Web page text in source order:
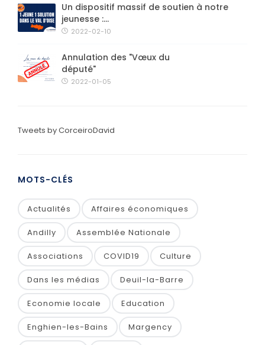
Un dispositif massif de soutien à notre
jeunesse :...
2022-02-10
Annulation des "Vœux du
député"
2022-01-05
Tweets by CorceiroDavid
MOTS-CLÉS
Actualités Affaires économiques
Andilly Assemblée Nationale
Associations COVID19 Culture
Dans les médias Deuil-la-Barre
Economie locale Education
Enghien-les-Bains Margency